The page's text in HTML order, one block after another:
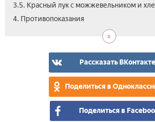
3.5. Красный лук с можжевельником и
4. Противопоказания
Рассказать ВКонтакте
Поделиться в
Поделиться в